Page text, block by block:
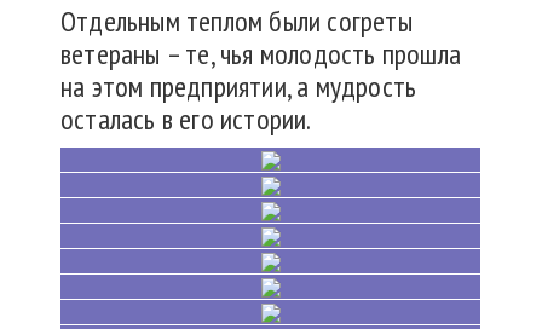
Отдельным теплом были согреты
ветераны – те, чья молодость прошла
на этом предприятии, а мудрость
осталась в его истории.